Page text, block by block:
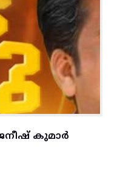
കുമാർ